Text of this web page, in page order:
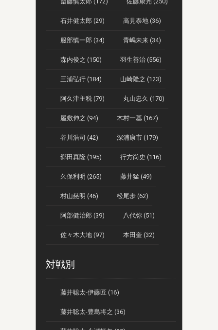
石井健太郎 (29) 高見泰地 (36)
服部慎一郎 (34) 青嶋未来 (34)
森内俊之 (150) 羽生善治 (556)
三浦弘行 (184) 山崎隆之 (123)
阿久津主税 (79) 丸山忠久 (170)
屋敷伸之 (94) 木村一基 (167)
谷川浩司 (42) 深浦康市 (179)
郷田真隆 (195) 行方尚史 (116)
久保利明 (265) 藤井猛 (49)
村山慈明 (46) 松尾歩 (62)
阿部健治郎 (39) 八代弥 (51)
佐々木大地 (97) 本田奎 (32)
対戦別
藤井聡太-伊藤匠 (16)
藤井聡太-豊島将之 (36)